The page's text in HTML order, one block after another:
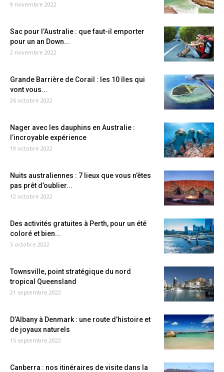
9 novembre 2022
Sac pour l’Australie : que faut-il emporter
pour un an Down...
2 novembre 2022
Grande Barrière de Corail : les 10 îles qui
vont vous...
26 octobre 2022
Nager avec les dauphins en Australie :
l’incroyable expérience
19 octobre 2022
Nuits australiennes : 7 lieux que vous n’êtes
pas prêt d’oublier...
12 octobre 2022
Des activités gratuites à Perth, pour un été
coloré et bien...
5 octobre 2022
Townsville, point stratégique du nord
tropical Queensland
21 septembre 2022
D’Albany à Denmark : une route d’histoire et
de joyaux naturels
15 septembre 2022
Canberra : nos itinéraires de visite dans la